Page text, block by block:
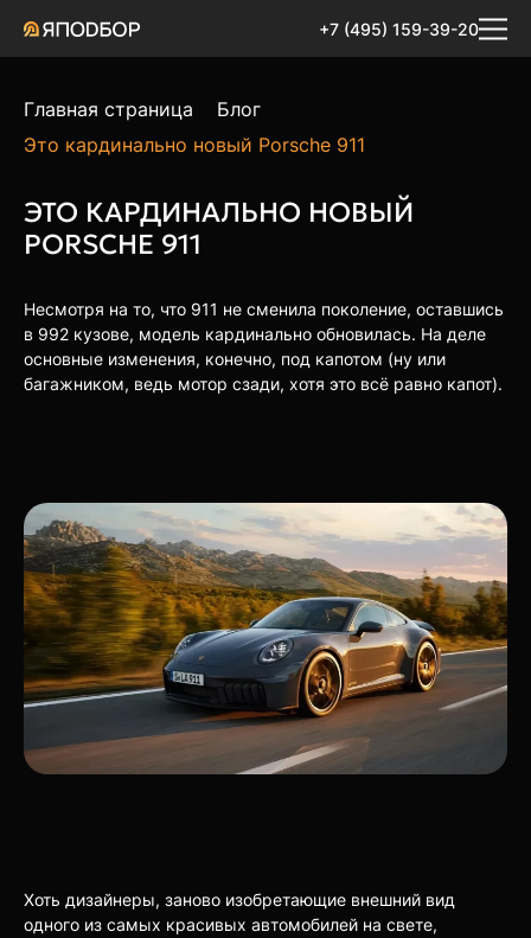
+7 (495) 159-39-20
Главная страница
Блог
Это кардинально новый Porsche 911
ЭТО КАРДИНАЛЬНО НОВЫЙ
PORSCHE 911
Несмотря на то, что 911 не сменила поколение, оставшись
в 992 кузове, модель кардинально обновилась. На деле
основные изменения, конечно, под капотом (ну или
багажником, ведь мотор сзади, хотя это всё равно капот).
Хоть дизайнеры, заново изобретающие внешний вид
одного из самых красивых автомобилей на свете,